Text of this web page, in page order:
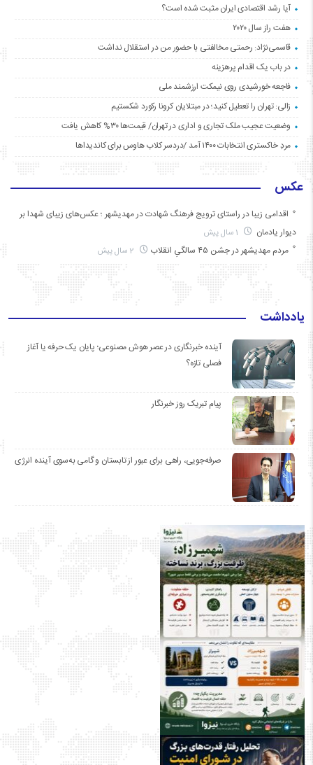
آیا رشد اقتصادی ایران مثبت شده است؟
هفت راز سال ۲۰۲۰
قاسمی‌نژاد: رحمتی مخالفتی با حضور من در استقلال نداشت
در باب یک اقدام پرهزینه
فاجعه خورشیدی روی نیمکت ارزشمند ملی
زالی: تهران را تعطیل کنید؛ در مبتلایان کرونا رکورد شکستیم
وضعیت عجیب ملک تجاری و اداری در تهران/ قیمت‌ها ۳۰% کاهش یافت
مردِ خاکستری انتخابات ۱۴۰۰ آمد /دردسر کلاب هاوس برای کاندیداها
عکس
اقدامی زیبا در راستای ترویج فرهنگ شهادت در مهدیشهر ؛ عکس‌های زیبای شهدا بر
دیوار یادمان
مردم مهدیشهر در جشن ۴۵ سالگیِ انقلاب
یادداشت
آینده خبرنگاری در عصر هوش مصنوعی؛ پایان یک حرفه یا آغاز
فصلی تازه؟
پیام تبریک روز خبرنگار
صرفه‌جویی، راهی برای عبور از تابستان و گامی به‌سوی آینده انرژی